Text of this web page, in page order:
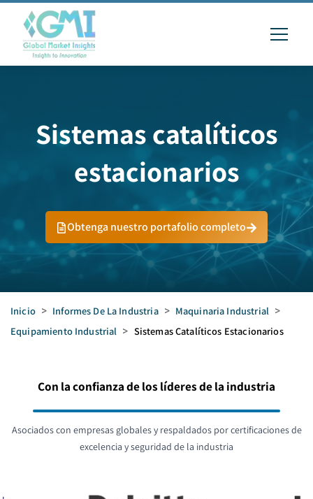
Sistemas catalíticos
estacionarios
Obtenga nuestro portafolio completo
Inicio > Informes De La Industria > Maquinaria Industrial >
Equipamiento Industrial > Sistemas Catalíticos Estacionarios
Con la confianza de los líderes de la industria
Asociados con empresas globales y respaldados por certificaciones de
excelencia y seguridad de la industria